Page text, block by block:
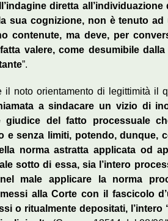
diretta
sua cognizione, non è tenuto
contenute, ma deve, per
valere, come desumibile
”.
noto orientamento di legittimità il
a sindacare un vizio di
giudice del fatto processuale
senza limiti, potendo, dunque,
norma astratta applicata od
sotto di essa, sia l’intero
male applicare la norma
alla Corte con il fascicolo
o ritualmente depositati, l’intero